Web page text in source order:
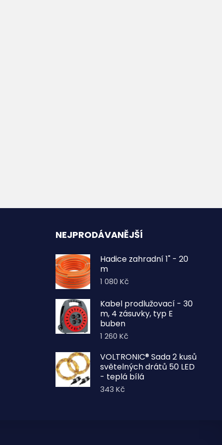
NEJPRODÁVANĚJŠÍ
Hadice zahradní 1" - 20
m
1 080 Kč
Kabel prodlužovací - 30
m, 4 zásuvky, typ E
buben
1 260 Kč
VOLTRONIC® Sada 2 kusů
světelných drátů 50 LED
- teplá bílá
343 Kč